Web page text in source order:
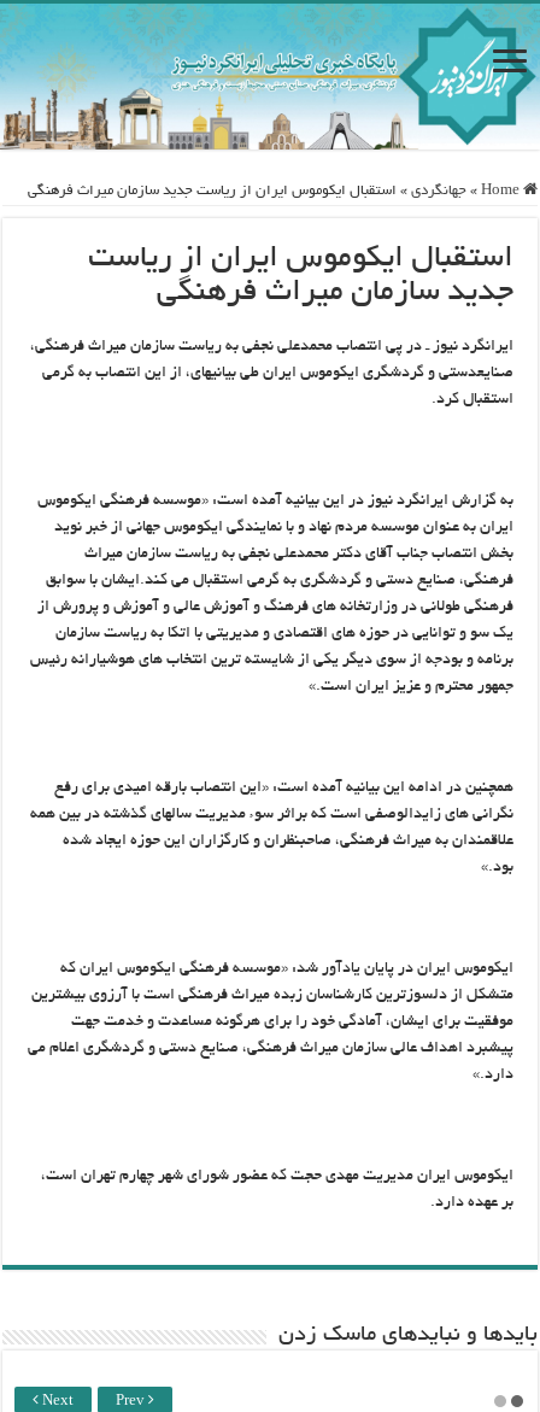
Home
» جهانگردی » استقبال ایکوموس ایران از ریاست جدید سازمان میراث فرهنگی
استقبال ایکوموس ایران از ریاست
جدید سازمان میراث فرهنگی
ایرانگرد نیوز ـ در پی انتصاب محمدعلی نجفی به ریاست سازمان میراث فرهنگی،
صنایع‏دستی و گردشگری ایکوموس ایران طی بیانیه‏ای، از این انتصاب به گرمی
استقبال کرد.
به گزارش ایرانگرد نیوز در این بیانیه آمده است: «موسسه فرهنگی ایکوموس
ایران به عنوان موسسه مردم نهاد و با نمایندگی ایکوموس جهانی از خبر نوید
بخش انتصاب جناب آقای دکتر محمدعلی نجفی به ریاست سازمان میراث
فرهنگی، صنایع دستی و گردشگری به گرمی استقبال می کند.ایشان با سوابق
فرهنگی طولانی در وزارتخانه های فرهنگ و آموزش عالی و آموزش و پرورش از
یک سو و توانایی در حوزه های اقتصادی و مدیریتی با اتکا به ریاست سازمان
برنامه و بودجه از سوی دیگر یکی از شایسته ترین انتخاب های هوشیارانه رئیس
جمهور محترم و عزیز ایران است.»
همچنین در ادامه این بیانیه آمده است: «این انتصاب بارقه امیدی برای رفع
نگرانی های زایدالوصفی است که براثر سوء مدیریت سالهای گذشته در بین همه
علاقمندان به میراث فرهنگی، صاحبنظران و کارگزاران این حوزه ایجاد شده
بود.»
ایکوموس ایران در پایان یادآور شد: «موسسه فرهنگی ایکوموس ایران که
متشکل از دلسوزترین کارشناسان زبده میراث فرهنگی است با آرزوی بیشترین
موفقیت برای ایشان، آمادگی خود را برای هرگونه مساعدت و خدمت جهت
پیشبرد اهداف عالی سازمان میراث فرهنگی، صنایع دستی و گردشگری اعلام می
دارد.»
ایکوموس ایران مدیریت مهدی حجت که عضور شورای شهر چهارم تهران است،
بر عهده دارد.
باید‌ها و نبایدهای ماسک زدن
Next Prev